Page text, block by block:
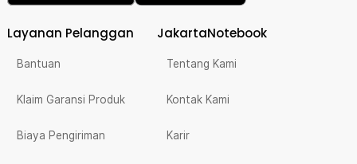
Layanan Pelanggan
Bantuan
Klaim Garansi Produk
Biaya Pengiriman
JakartaNotebook
Tentang Kami
Kontak Kami
Karir